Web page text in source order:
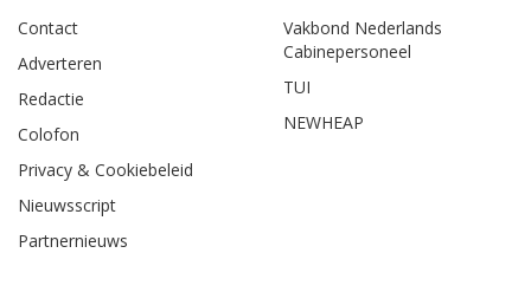
Contact
Adverteren
Redactie
Colofon
Privacy & Cookiebeleid
Nieuwsscript
Partnernieuws
Vakbond Nederlands
Cabinepersoneel
TUI
NEWHEAP